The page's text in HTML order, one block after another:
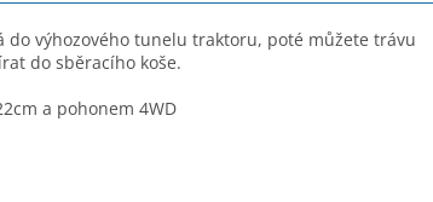
do výhozového tunelu traktoru, poté můžete trávu
do sběracího koše.
a pohonem 4WD